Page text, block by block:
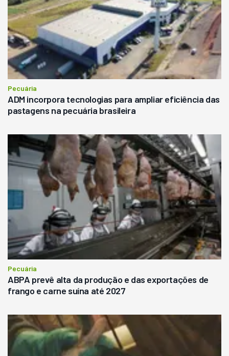
Pecuária
ADM incorpora tecnologias para ampliar eficiência das
pastagens na pecuária brasileira
Pecuária
ABPA prevê alta da produção e das exportações de
frango e carne suína até 2027